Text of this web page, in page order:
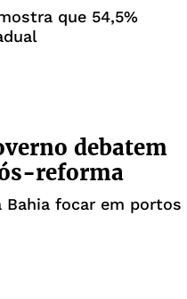
que 54,5%
debatem
reforma
focar em portos